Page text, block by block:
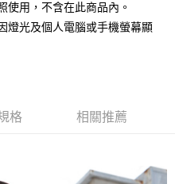
台北富邦商業銀行
兆豐國際商業銀行
星展（台灣）商業銀行
中國信託商業銀行
使用，不含在此商品內。
燈光及個人電腦或手機螢幕顯
格 相關推薦